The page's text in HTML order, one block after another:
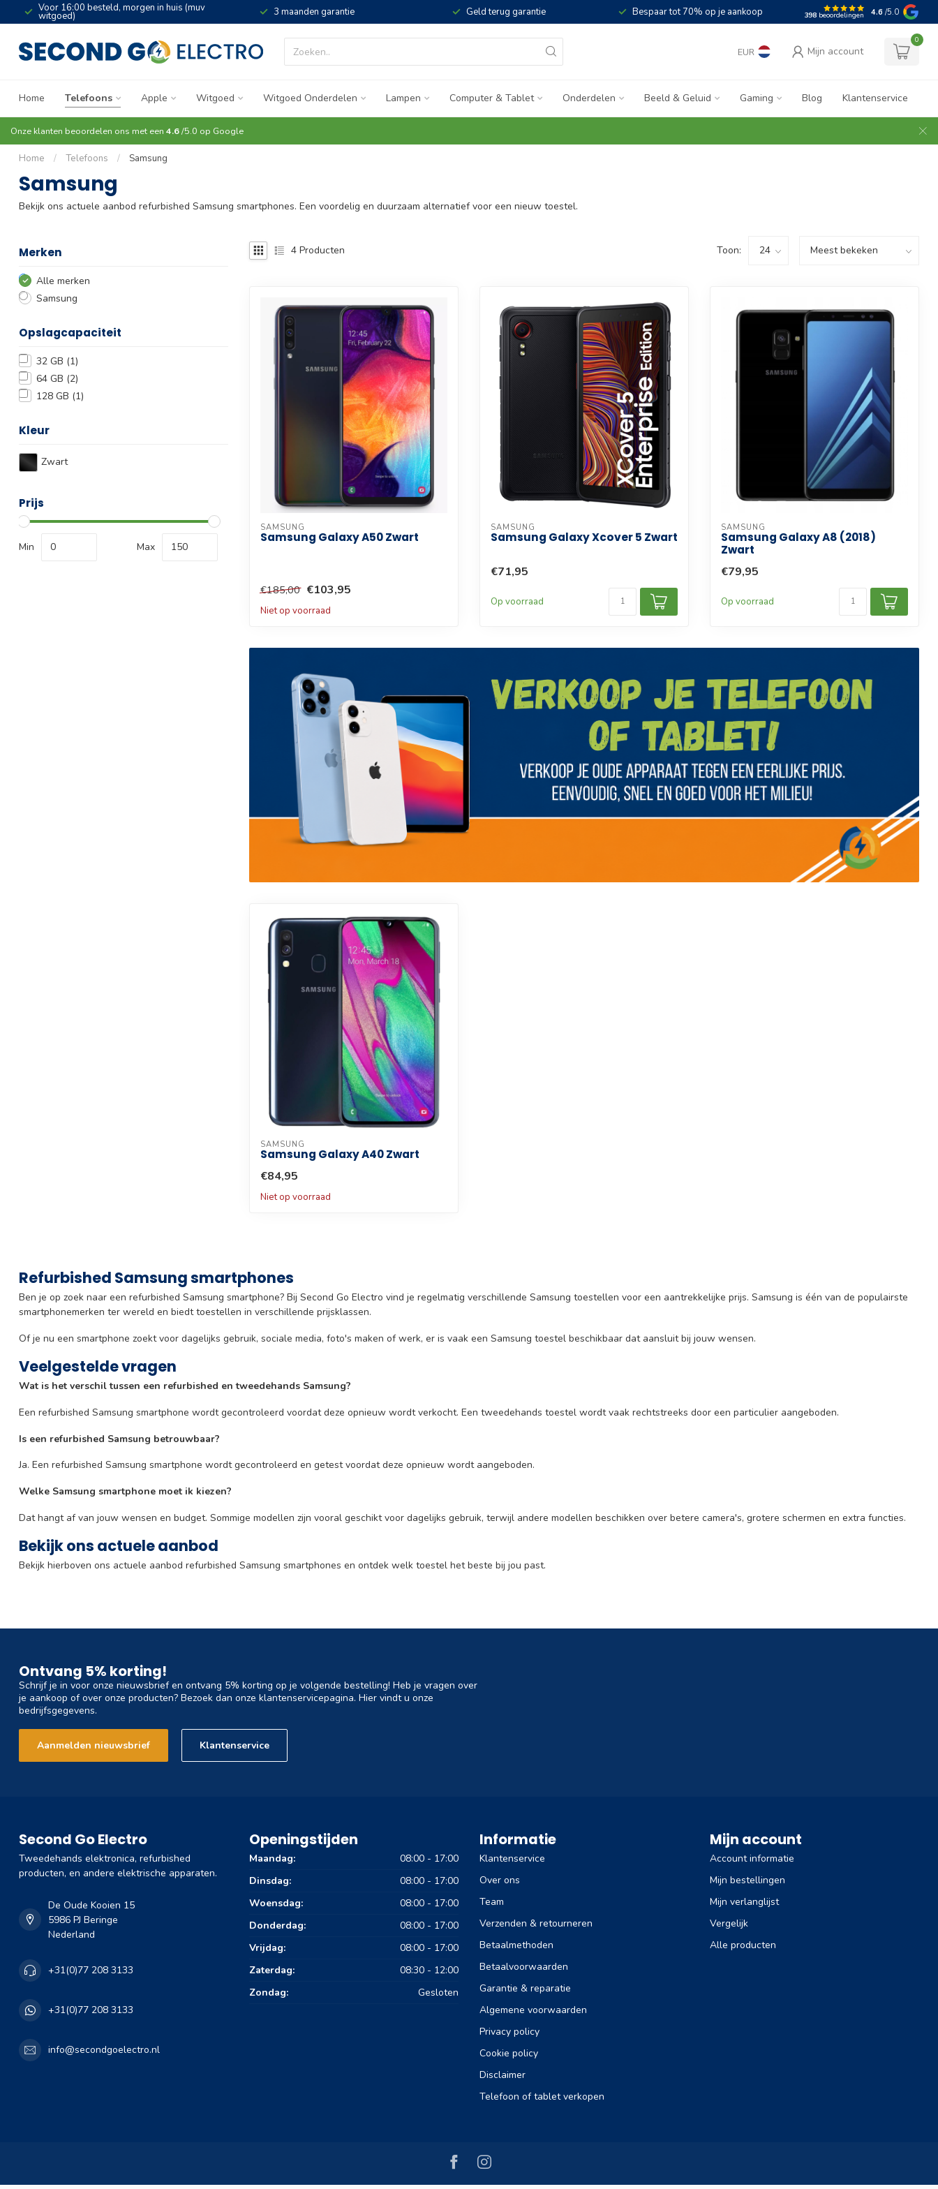
Voor 16:00 besteld, morgen in huis (muv
witgoed) 3 maanden garantie Geld terug garantie Bespaar tot 70% op je aankoop 398 beoordelingen 4.6 /5.0
EUR Mijn account
0
Home Telefoons Apple Witgoed Witgoed Onderdelen Lampen Computer & Tablet Onderdelen Beeld & Geluid Gaming Blog Klantenservice
Onze klanten beoordelen ons met een 4.6/5.0 op Google
Home / Telefoons / Samsung
Samsung
Bekijk ons actuele aanbod refurbished Samsung smartphones. Een voordelig en duurzaam alternatief voor een nieuw toestel.
Merken
Alle merken
Samsung
Opslagcapaciteit
32 GB (1)
64 GB (2)
128 GB (1)
Kleur
Zwart
Prijs
Min Max
4 Producten Toon:
SAMSUNG
Samsung Galaxy A50 Zwart
€185,00 €103,95
Niet op voorraad
SAMSUNG
Samsung Galaxy Xcover 5 Zwart
€71,95
Op voorraad
SAMSUNG
Samsung Galaxy A8 (2018)
Zwart
€79,95
Op voorraad
SAMSUNG
Samsung Galaxy A40 Zwart
€84,95
Niet op voorraad
Refurbished Samsung smartphones
Ben je op zoek naar een refurbished Samsung smartphone? Bij Second Go Electro vind je regelmatig verschillende Samsung toestellen voor een aantrekkelijke prijs. Samsung is één van de populairste
smartphonemerken ter wereld en biedt toestellen in verschillende prijsklassen.
Of je nu een smartphone zoekt voor dagelijks gebruik, sociale media, foto's maken of werk, er is vaak een Samsung toestel beschikbaar dat aansluit bij jouw wensen.
Veelgestelde vragen
Wat is het verschil tussen een refurbished en tweedehands Samsung?
Een refurbished Samsung smartphone wordt gecontroleerd voordat deze opnieuw wordt verkocht. Een tweedehands toestel wordt vaak rechtstreeks door een particulier aangeboden.
Is een refurbished Samsung betrouwbaar?
Ja. Een refurbished Samsung smartphone wordt gecontroleerd en getest voordat deze opnieuw wordt aangeboden.
Welke Samsung smartphone moet ik kiezen?
Dat hangt af van jouw wensen en budget. Sommige modellen zijn vooral geschikt voor dagelijks gebruik, terwijl andere modellen beschikken over betere camera's, grotere schermen en extra functies.
Bekijk ons actuele aanbod
Bekijk hierboven ons actuele aanbod refurbished Samsung smartphones en ontdek welk toestel het beste bij jou past.
Ontvang 5% korting!
Schrijf je in voor onze nieuwsbrief en ontvang 5% korting op je volgende bestelling! Heb je vragen over
je aankoop of over onze producten? Bezoek dan onze klantenservicepagina. Hier vindt u onze
bedrijfsgegevens.
Aanmelden nieuwsbrief Klantenservice
Second Go Electro
Tweedehands elektronica, refurbished
producten, en andere elektrische apparaten.
De Oude Kooien 15
5986 PJ Beringe
Nederland
+31(0)77 208 3133
+31(0)77 208 3133
info@secondgoelectro.nl
Openingstijden
Maandag:
08:00 - 17:00
Dinsdag:
08:00 - 17:00
Woensdag:
08:00 - 17:00
Donderdag:
08:00 - 17:00
Vrijdag:
08:00 - 17:00
Zaterdag:
08:30 - 12:00
Zondag:
Gesloten
Informatie
Klantenservice
Over ons
Team
Verzenden & retourneren
Betaalmethoden
Betaalvoorwaarden
Garantie & reparatie
Algemene voorwaarden
Privacy policy
Cookie policy
Disclaimer
Telefoon of tablet verkopen
Mijn account
Account informatie
Mijn bestellingen
Mijn verlanglijst
Vergelijk
Alle producten